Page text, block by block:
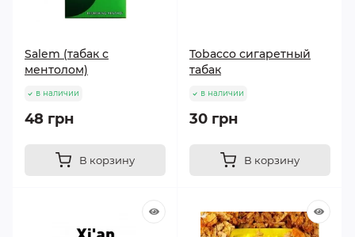
Salem (табак с
ментолом)
в наличии
48 грн
В корзину
Tobacco сигаретный
табак
в наличии
30 грн
В корзину